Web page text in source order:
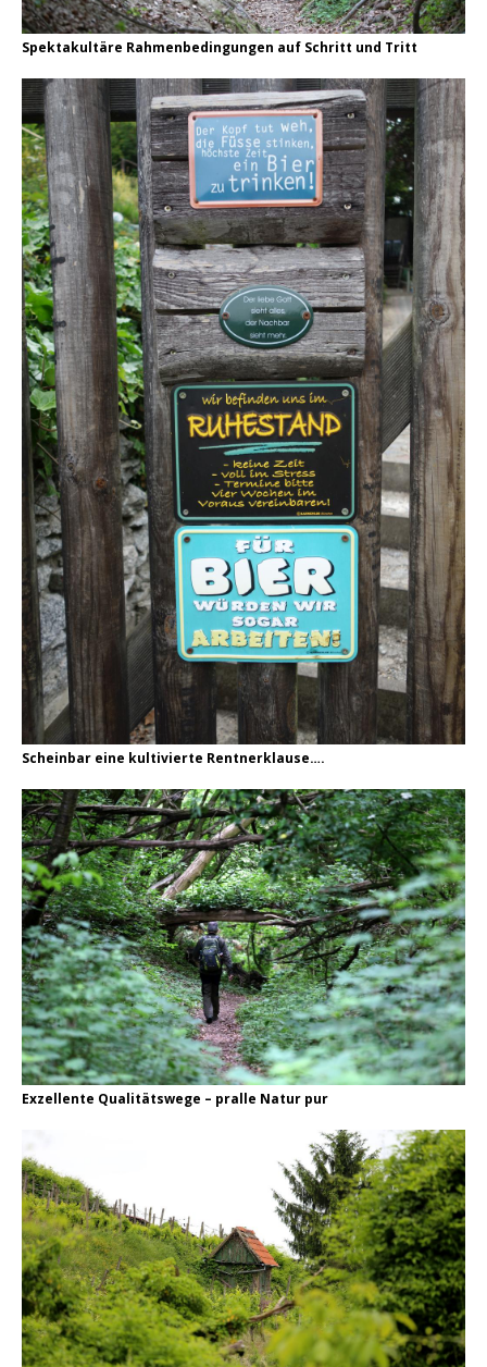
Spektakultäre Rahmenbedingungen auf Schritt und Tritt
Scheinbar eine kultivierte Rentnerklause….
Exzellente Qualitätswege – pralle Natur pur